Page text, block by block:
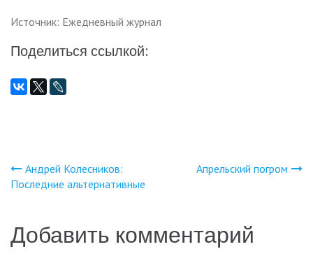
Источник: Ежедневный журнал
Поделиться ссылкой:
Навигация
записям
Андрей Колесников:
Последние альтернативные
Апрельский погром
Добавить комментарий